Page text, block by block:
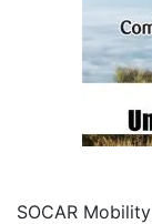
SOCAR